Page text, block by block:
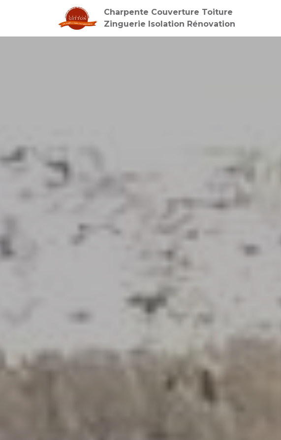
Charpente Couverture Toiture
Zinguerie Isolation Rénovation